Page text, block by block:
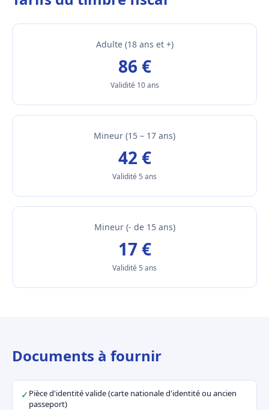
Adulte (18 ans et +)
86 €
Validité 10 ans
Mineur (15 – 17 ans)
42 €
Validité 5 ans
Mineur (- de 15 ans)
17 €
Validité 5 ans
Documents à fournir
✓ Pièce d'identité valide (carte nationale d'identité ou ancien
passeport)